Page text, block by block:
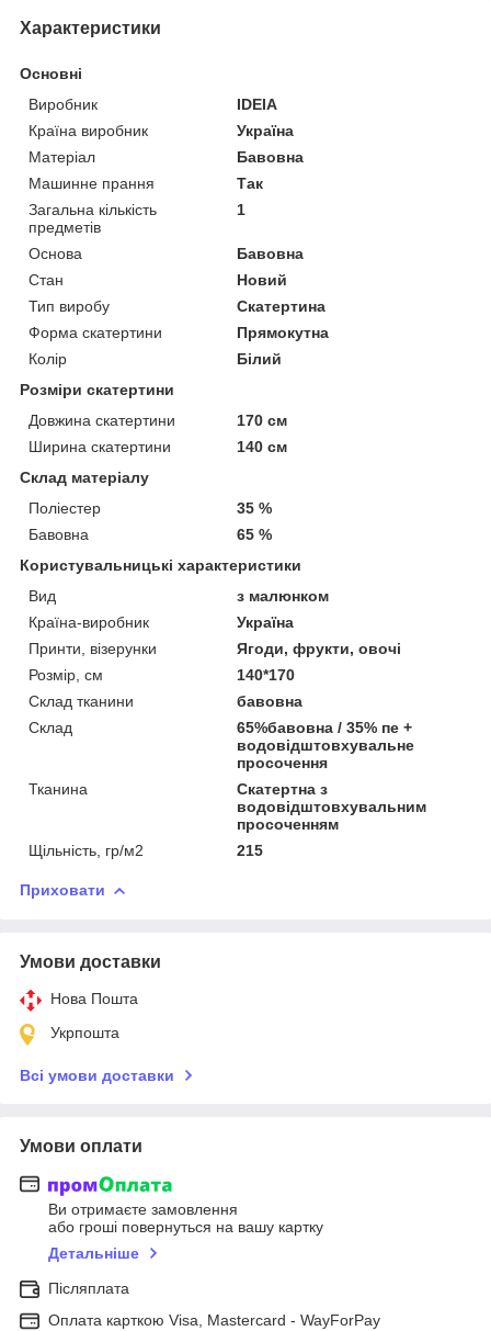
Характеристики
Основні
Виробник
IDEIA
Країна виробник
Україна
Матеріал
Бавовна
Машинне прання
Так
Загальна кількість
предметів
1
Основа
Бавовна
Стан
Новий
Тип виробу
Скатертина
Форма скатертини
Прямокутна
Колір
Білий
Розміри скатертини
Довжина скатертини
170 см
Ширина скатертини
140 см
Склад матеріалу
Поліестер
35 %
Бавовна
65 %
Користувальницькі характеристики
Вид
з малюнком
Країна-виробник
Україна
Принти, візерунки
Ягоди, фрукти, овочі
Розмір, см
140*170
Склад тканини
бавовна
Склад
65%бавовна / 35% пе +
водовідштовхувальне
просочення
Тканина
Скатертна з
водовідштовхувальним
просоченням
Щільність, гр/м2
215
Приховати
Умови доставки
Нова Пошта
Укрпошта
Всі умови доставки
Умови оплати
Ви отримаєте замовлення
або гроші повернуться на вашу картку
Детальніше
Післяплата
Оплата карткою Visa, Mastercard - WayForPay